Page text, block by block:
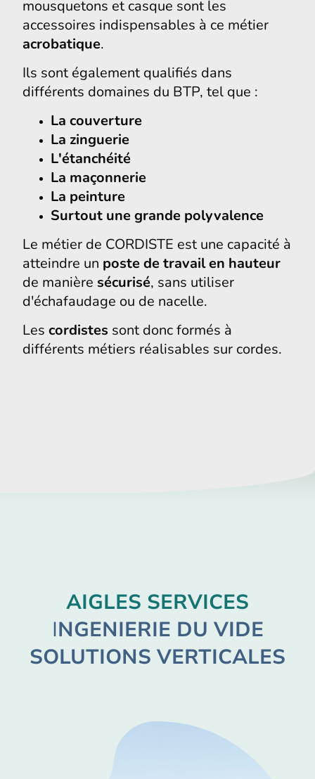
mousquetons et casque sont les
accessoires indispensables à ce métier
acrobatique.
Ils sont également qualifiés dans
différents domaines du BTP, tel que :
La couverture
La zinguerie
L'étanchéité
La maçonnerie
La peinture
Surtout une grande polyvalence
Le métier de CORDISTE est une capacité à
atteindre un poste de travail en hauteur
de manière sécurisé, sans utiliser
d'échafaudage ou de nacelle.
Les cordistes sont donc formés à
différents métiers réalisables sur cordes.
AIGLES SERVICES
INGENIERIE DU VIDE
SOLUTIONS VERTICALES